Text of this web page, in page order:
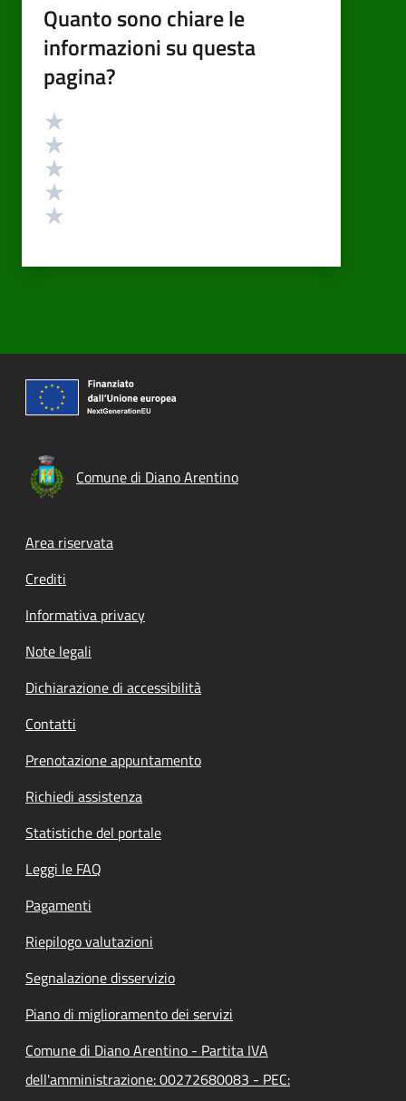
Quanto sono chiare le
informazioni su questa
pagina?
Valutazione
Comune di Diano Arentino
Footer menu
Area riservata
Crediti
Informativa privacy
Note legali
Dichiarazione di accessibilità
Contatti
Prenotazione appuntamento
Richiedi assistenza
Statistiche del portale
Leggi le FAQ
Pagamenti
Riepilogo valutazioni
Segnalazione disservizio
Piano di miglioramento dei servizi
Comune di Diano Arentino - Partita IVA
dell'amministrazione: 00272680083 - PEC: